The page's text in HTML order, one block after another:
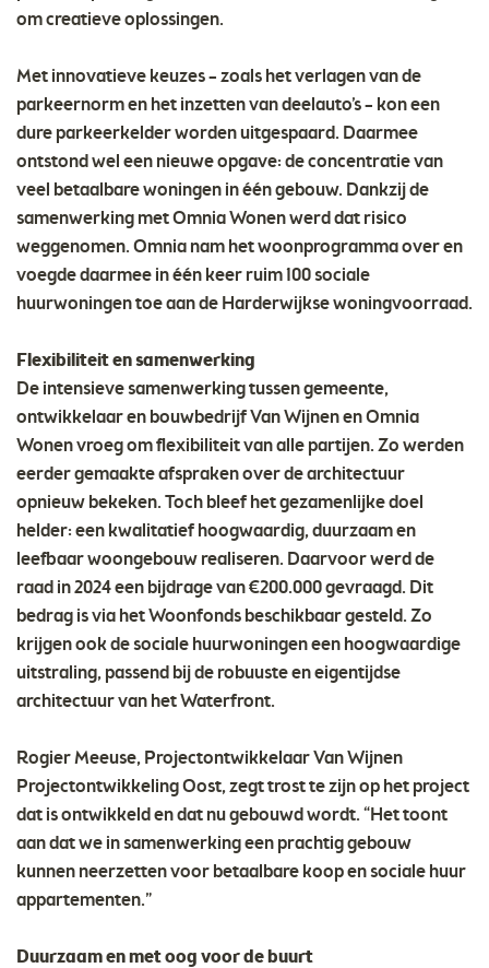
om creatieve oplossingen.
Met innovatieve keuzes – zoals het verlagen van de
parkeernorm en het inzetten van deelauto’s – kon een
dure parkeerkelder worden uitgespaard. Daarmee
ontstond wel een nieuwe opgave: de concentratie van
veel betaalbare woningen in één gebouw. Dankzij de
samenwerking met Omnia Wonen werd dat risico
weggenomen. Omnia nam het woonprogramma over en
voegde daarmee in één keer ruim 100 sociale
huurwoningen toe aan de Harderwijkse woningvoorraad.
Flexibiliteit en samenwerking
De intensieve samenwerking tussen gemeente,
ontwikkelaar en bouwbedrijf Van Wijnen en Omnia
Wonen vroeg om flexibiliteit van alle partijen. Zo werden
eerder gemaakte afspraken over de architectuur
opnieuw bekeken. Toch bleef het gezamenlijke doel
helder: een kwalitatief hoogwaardig, duurzaam en
leefbaar woongebouw realiseren. Daarvoor werd de
raad in 2024 een bijdrage van €200.000 gevraagd. Dit
bedrag is via het Woonfonds beschikbaar gesteld. Zo
krijgen ook de sociale huurwoningen een hoogwaardige
uitstraling, passend bij de robuuste en eigentijdse
architectuur van het Waterfront.
Rogier Meeuse, Projectontwikkelaar Van Wijnen
Projectontwikkeling Oost, zegt trost te zijn op het project
dat is ontwikkeld en dat nu gebouwd wordt. “Het toont
aan dat we in samenwerking een prachtig gebouw
kunnen neerzetten voor betaalbare koop en sociale huur
appartementen.”
Duurzaam en met oog voor de buurt